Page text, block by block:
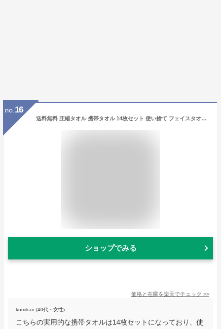
no. 16
送料無料 圧縮タオル 携帯タオル 14枚セット 使い捨て フェイスタオル コンパクト 旅行 携帯 防災グッズ 便利 おしぼり 雑巾 布巾 アウトドアタオル 使い捨てタオル 個包装 カラフル おしゃれ 持ち運び 予備 14個
ショップでみる
価格と在庫を楽天でチェック >>
kumikan (40代・女性)
こちらの実用的な携帯タオルは14枚セットになっており、使